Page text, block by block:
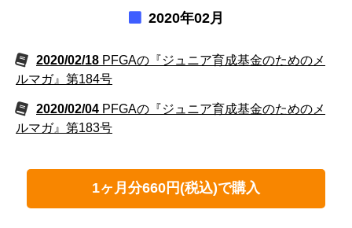
2020年02月
2020/02/18 PFGAの『ジュニア育成基金のためのメ
ルマガ』第184号
2020/02/04 PFGAの『ジュニア育成基金のためのメ
ルマガ』第183号
1ヶ月分660円(税込)で購入